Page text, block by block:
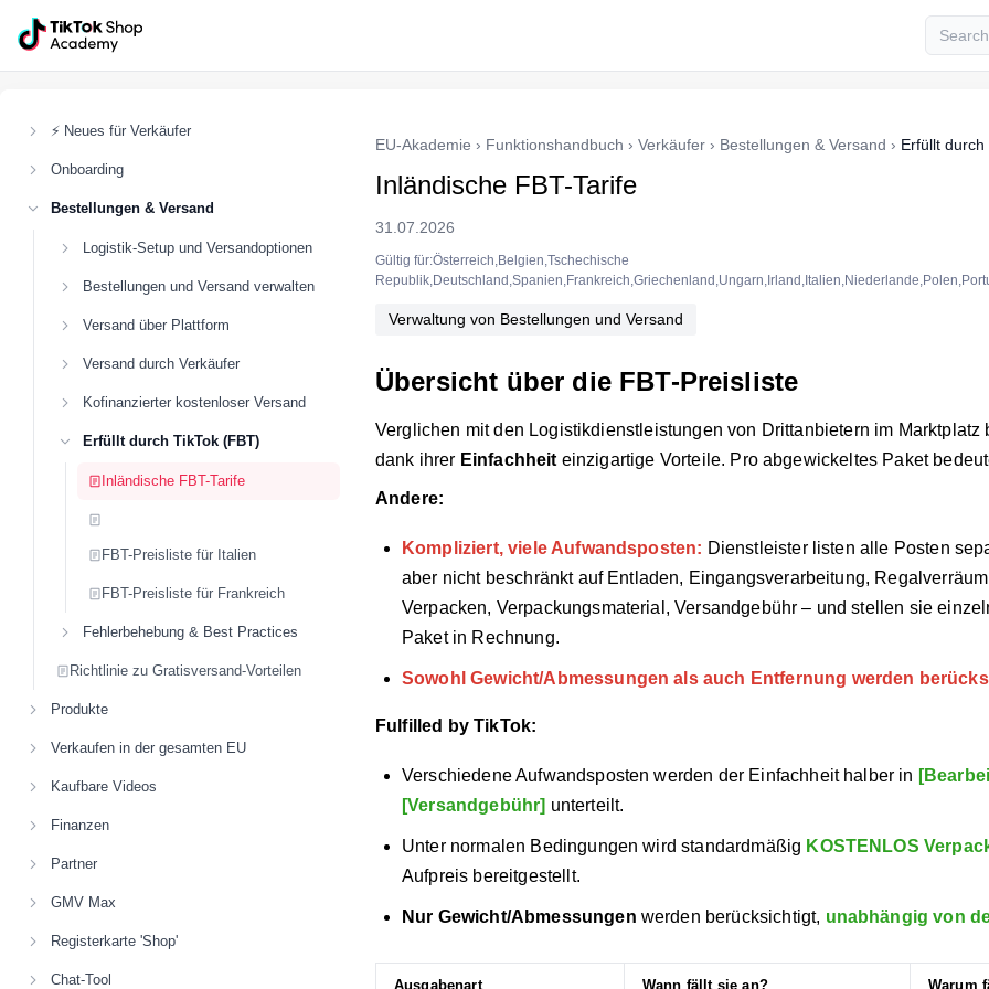
⚡ Neues für Verkäufer
Onboarding
Bestellungen & Versand
Logistik-Setup und Versandoptionen
Bestellungen und Versand verwalten
Versand über Plattform
Versand durch Verkäufer
Kofinanzierter kostenloser Versand
Erfüllt durch TikTok (FBT)
Inländische FBT-Tarife
FBT-Preisliste für Italien
FBT-Preisliste für Frankreich
Fehlerbehebung & Best Practices
Richtlinie zu Gratisversand-Vorteilen
Produkte
Verkaufen in der gesamten EU
Kaufbare Videos
Finanzen
Partner
GMV Max
Registerkarte 'Shop'
Chat-Tool
EU-Akademie › Funktionshandbuch › Verkäufer › Bestellungen & Versand › Erfüllt durch
Inländische FBT-Tarife
31.07.2026
Gültig für:Österreich,Belgien,Tschechische
Verwaltung von Bestellungen und Versand
Übersicht über die FBT-Preisliste
Verglichen mit den Logistikdienstleistungen von Drittanbietern im Marktplatz
dank ihrer Einfachheit einzigartige Vorteile. Pro abgewickeltes Paket
Andere:
Kompliziert, viele Aufwandsposten: Dienstleister listen alle Posten
aber nicht beschränkt auf Entladen, Eingangsverarbeitung,
Verpacken, Verpackungsmaterial, Versandgebühr – und stellen sie
Paket in Rechnung.
Sowohl Gewicht/Abmessungen als auch Entfernung werden
Fulfilled by TikTok:
Verschiedene Aufwandsposten werden der Einfachheit halber in
[Versandgebühr] unterteilt.
Unter normalen Bedingungen wird standardmäßig KOSTENLOS
Aufpreis bereitgestellt.
Nur Gewicht/Abmessungen werden berücksichtigt, unabhängig von
Ausgabenart Wann fällt sie an? Warum